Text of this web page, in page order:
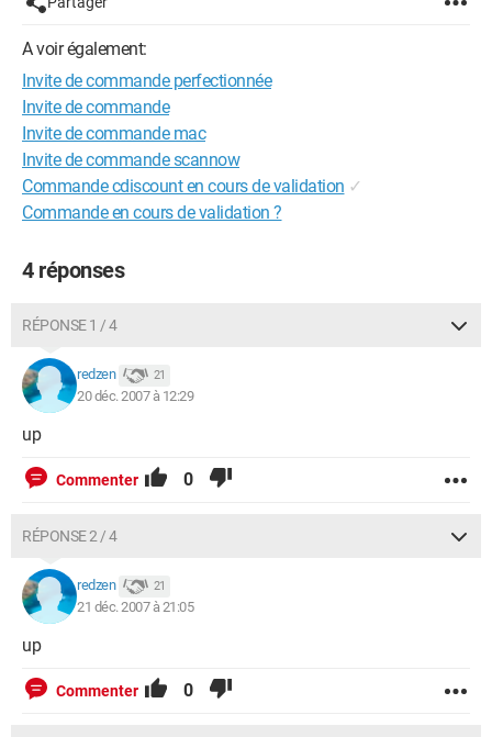
A voir également:
Invite de commande perfectionnée
Invite de commande
Invite de commande mac
Invite de commande scannow
Commande cdiscount en cours de validation ✓
Commande en cours de validation ?
4 réponses
RÉPONSE 1 / 4
redzen 21
20 déc. 2007 à 12:29
up
Commenter 0
RÉPONSE 2 / 4
redzen 21
21 déc. 2007 à 21:05
up
Commenter 0